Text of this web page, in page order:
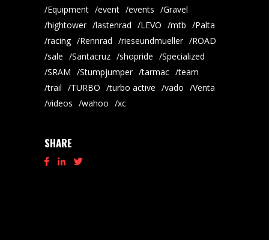
Equipment
event events
Gravel
hightower
lastenrad LEVO mtb
Palta
racing
Rennrad rieseundmueller
ROAD
sale
Santacruz shopride
Specialized
SRAM
Stumpjumper tarmac
team
trail
TURBO turbo active vado
Venta
videos
wahoo xc
SHARE